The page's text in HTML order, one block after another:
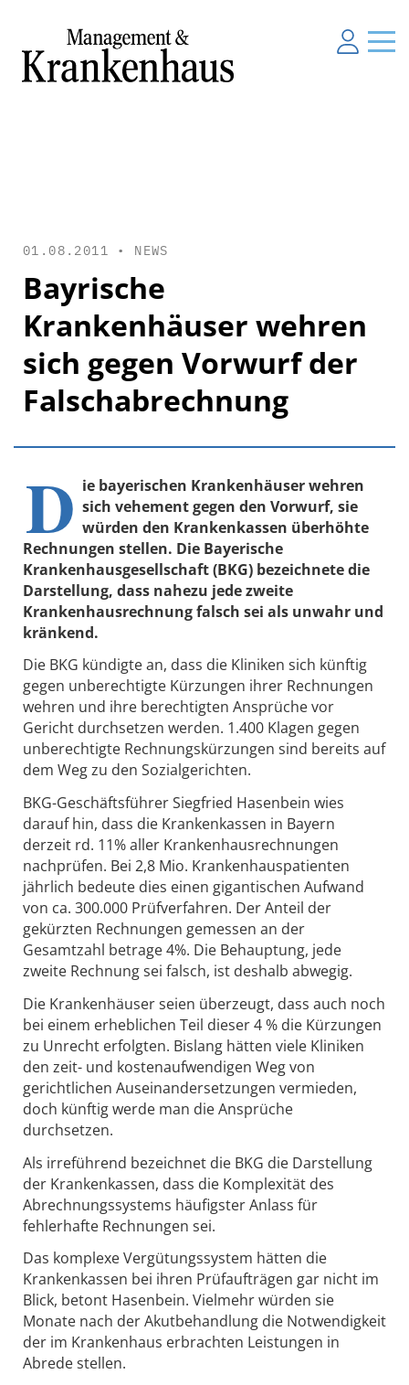
01.08.2011 • NEWS
Bayrische
Krankenhäuser wehren
sich gegen Vorwurf der
Falschabrechnung
D ie bayerischen Krankenhäuser wehren
sich vehement gegen den Vorwurf, sie
würden den Krankenkassen überhöhte
Rechnungen stellen. Die Bayerische
Krankenhausgesellschaft (BKG) bezeichnete die
Darstellung, dass nahezu jede zweite
Krankenhausrechnung falsch sei als unwahr und
kränkend.
Die BKG kündigte an, dass die Kliniken sich künftig
gegen unberechtigte Kürzungen ihrer Rechnungen
wehren und ihre berechtigten Ansprüche vor
Gericht durchsetzen werden. 1.400 Klagen gegen
unberechtigte Rechnungskürzungen sind bereits auf
dem Weg zu den Sozialgerichten.
BKG-Geschäftsführer Siegfried Hasenbein wies
darauf hin, dass die Krankenkassen in Bayern
derzeit rd. 11% aller Krankenhausrechnungen
nachprüfen. Bei 2,8 Mio. Krankenhauspatienten
jährlich bedeute dies einen gigantischen Aufwand
von ca. 300.000 Prüfverfahren. Der Anteil der
gekürzten Rechnungen gemessen an der
Gesamtzahl betrage 4%. Die Behauptung, jede
zweite Rechnung sei falsch, ist deshalb abwegig.
Die Krankenhäuser seien überzeugt, dass auch noch
bei einem erheblichen Teil dieser 4 % die Kürzungen
zu Unrecht erfolgten. Bislang hätten viele Kliniken
den zeit- und kostenaufwendigen Weg von
gerichtlichen Auseinandersetzungen vermieden,
doch künftig werde man die Ansprüche
durchsetzen.
Als irreführend bezeichnet die BKG die Darstellung
der Krankenkassen, dass die Komplexität des
Abrechnungssystems häufigster Anlass für
fehlerhafte Rechnungen sei.
Das komplexe Vergütungssystem hätten die
Krankenkassen bei ihren Prüfaufträgen gar nicht im
Blick, betont Hasenbein. Vielmehr würden sie
Monate nach der Akutbehandlung die Notwendigkeit
der im Krankenhaus erbrachten Leistungen in
Abrede stellen.